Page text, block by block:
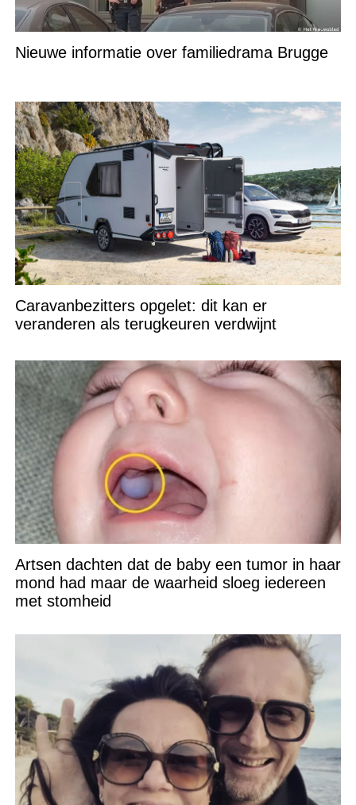
Nieuwe informatie over familiedrama Brugge
Caravanbezitters opgelet: dit kan er
veranderen als terugkeuren verdwijnt
Artsen dachten dat de baby een tumor in haar
mond had maar de waarheid sloeg iedereen
met stomheid